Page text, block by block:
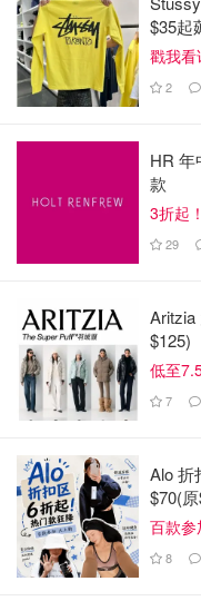
$35起
戳我看
2
HR 年
款
3折起
29
Aritzia
$125)
低至
7
Alo 折
$70(
百款
8